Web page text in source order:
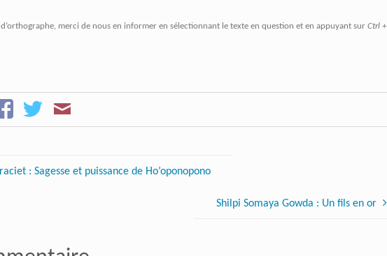
merci de nous en informer en sélectionnant le texte en question et en appuyant sur Ctrl +
: Sagesse et puissance de Ho’oponopono
Shilpi Somaya Gowda : Un fils en or